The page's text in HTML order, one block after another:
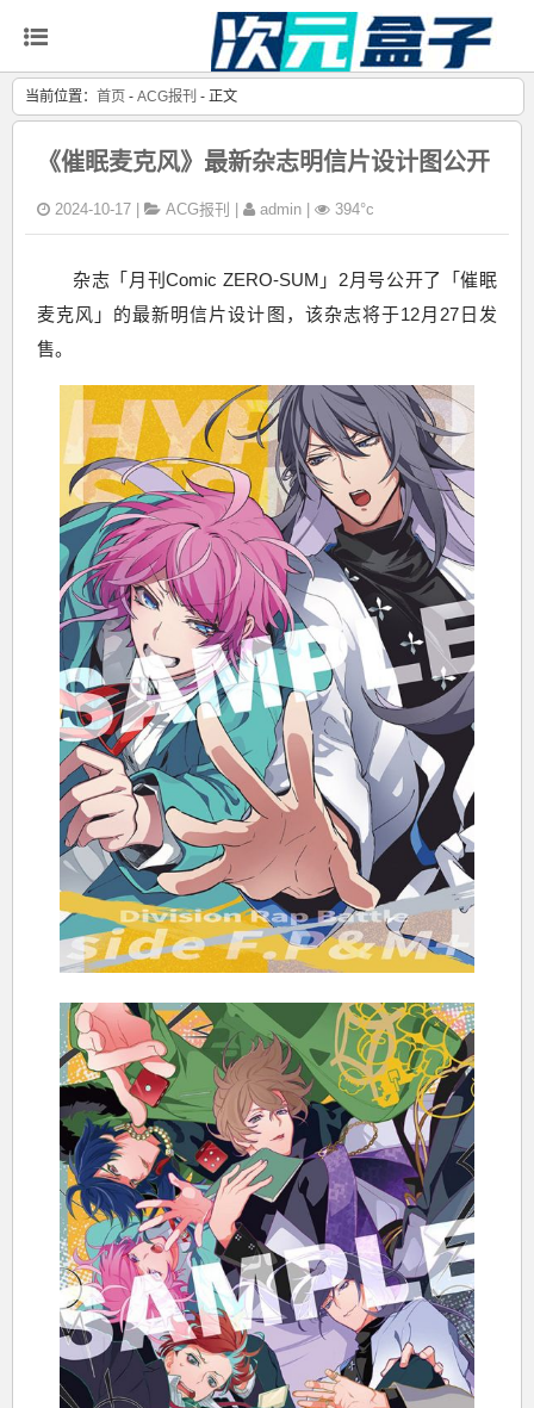
当前位置： 首页 - ACG报刊 - 正文
《催眠麦克风》最新杂志明信片设计图公开
2024-10-17 | ACG报刊 admin | 394°c
杂志「月刊Comic ZERO-SUM」2月号公开了「催眠
麦克风」的最新明信片设计图，该杂志将于12月27日发
售。